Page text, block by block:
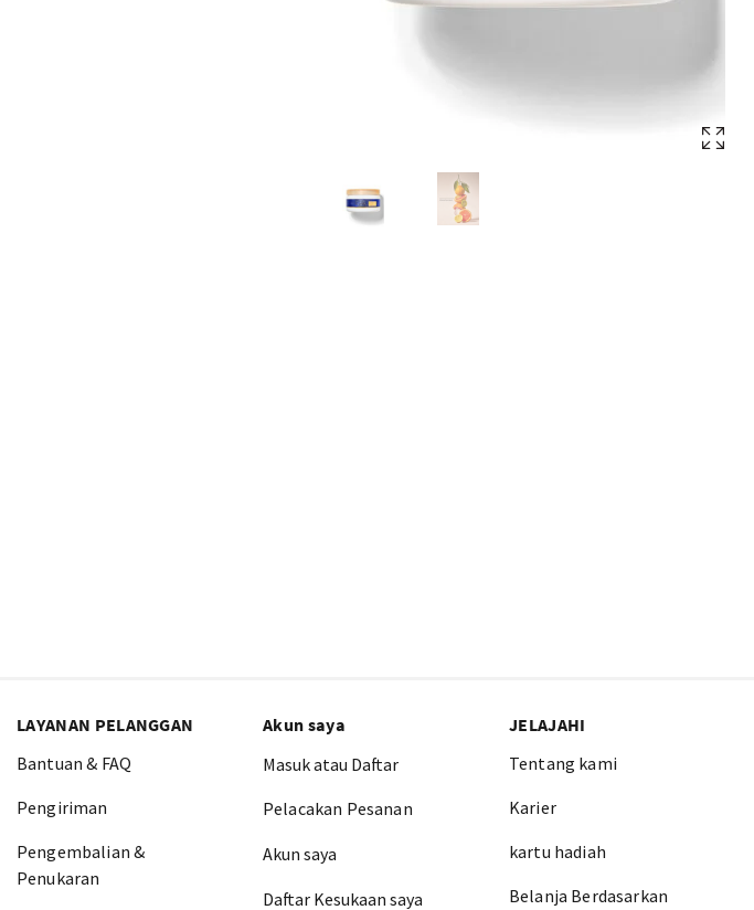
LAYANAN PELANGGAN
Bantuan & FAQ
Pengiriman
Pengembalian &
Penukaran
Akun saya
Masuk atau Daftar
Pelacakan Pesanan
Akun saya
Daftar Kesukaan saya
JELAJAHI
Tentang kami
Karier
kartu hadiah
Belanja Berdasarkan